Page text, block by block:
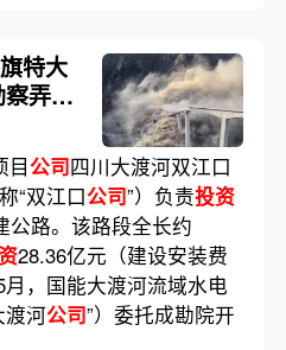
特大
弄虚
目公司四川大渡河双江口
称“双江口公司”）负责投资
公路。该路段全长约
28.36亿元（建设安装费
，国能大渡河流域水电
渡河公司”）委托成勘院开